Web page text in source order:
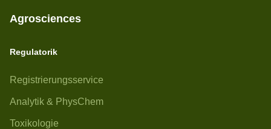
Agrosciences
Regulatorik
Registrierungsservice
Analytik & PhysChem
Toxikologie